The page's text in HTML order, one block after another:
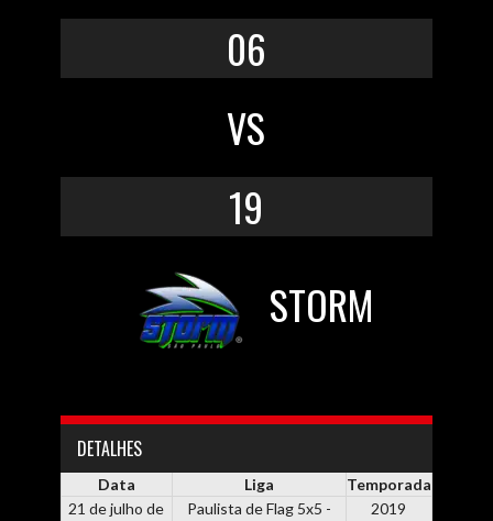
06
VS
19
STORM
DETALHES
Data Liga
Temporada
21 de julho de
Paulista de Flag 5x5 -
2019